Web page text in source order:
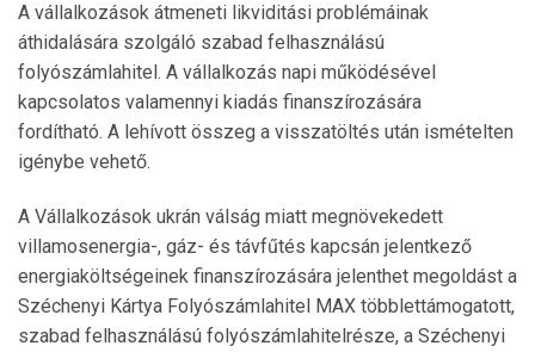
A vállalkozások átmeneti likviditási problémáinak
áthidalására szolgáló szabad felhasználású
folyószámlahitel. A vállalkozás napi működésével
kapcsolatos valamennyi kiadás finanszírozására
fordítható. A lehívott összeg a visszatöltés után ismételten
igénybe vehető.
A Vállalkozások ukrán válság miatt megnövekedett
villamosenergia-, gáz- és távfűtés kapcsán jelentkező
energiaköltségeinek finanszírozására jelenthet megoldást a
Széchenyi Kártya Folyószámlahitel MAX többlettámogatott,
szabad felhasználású folyószámlahitelrésze, a Széchenyi